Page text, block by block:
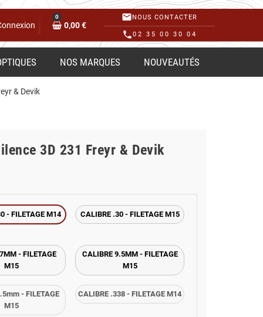
0
0,00 €
mailNOUS CONTACTER
phone02 35 00 30 04
NOS MARQUES NOUVEAUTÉS
& Devik
3D 231 Freyr & Devik
- FILETAGE M14 CALIBRE .30 - FILETAGE M15
- FILETAGE
M15
CALIBRE 9.5MM - FILETAGE
M15
- FILETAGE
M15
CALIBRE .338 - FILETAGE M14